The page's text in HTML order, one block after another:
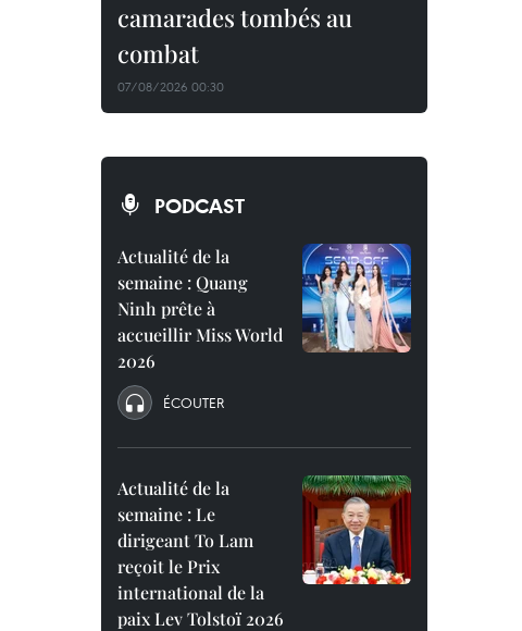
camarades tombés au
combat
07/08/2026 00:30
PODCAST
Actualité de la
semaine : Quang
Ninh prête à
accueillir Miss World
2026
ÉCOUTER
Actualité de la
semaine : Le
dirigeant To Lam
reçoit le Prix
international de la
paix Lev Tolstoï 2026